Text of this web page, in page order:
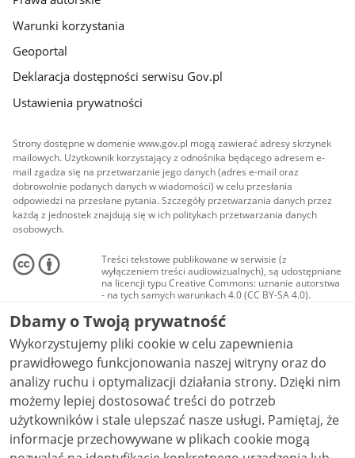
Warunki korzystania
Geoportal
Deklaracja dostępności serwisu Gov.pl
Ustawienia prywatności
Strony dostępne w domenie www.gov.pl mogą zawierać adresy skrzynek
mailowych. Użytkownik korzystający z odnośnika będącego adresem e-
mail zgadza się na przetwarzanie jego danych (adres e-mail oraz
dobrowolnie podanych danych w wiadomości) w celu przesłania
odpowiedzi na przesłane pytania. Szczegóły przetwarzania danych przez
każdą z jednostek znajdują się w ich politykach przetwarzania danych
osobowych.
Treści tekstowe publikowane w serwisie (z
wyłączeniem treści audiowizualnych), są udostępniane
na licencji typu Creative Commons: uznanie autorstwa
- na tych samych warunkach 4.0 (CC BY-SA 4.0).
Materiały audiowizualne, w tym zdjęcia, materiały
audio i wideo, są udostępniane na licencji typu
Creative Commons: uznanie autorstwa użycie
niekomercyjne - bez utworów zależnych 4.0 (CC BY-
NC-ND 4.0), o ile nie jest to stwierdzone inaczej.
Dbamy o Twoją prywatność
Wykorzystujemy pliki cookie w celu zapewnienia
prawidłowego funkcjonowania naszej witryny oraz do
analizy ruchu i optymalizacji działania strony. Dzięki nim
możemy lepiej dostosować treści do potrzeb
użytkowników i stale ulepszać nasze usługi. Pamiętaj, że
informacje przechowywane w plikach cookie mogą